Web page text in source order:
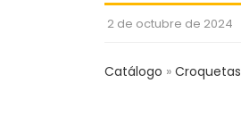
2 de octubre de 2024
Catálogo Croquetas